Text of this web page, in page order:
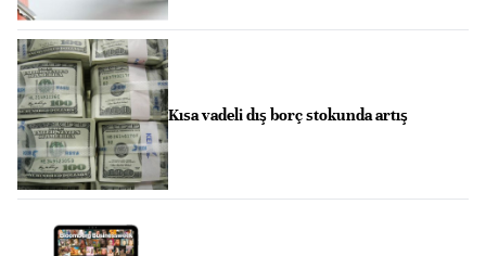
Kısa vadeli dış borç stokunda artış